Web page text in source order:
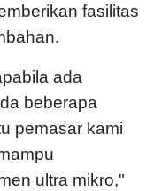
fasilitas
ada
beberapa
pemasar kami
ultra mikro,"